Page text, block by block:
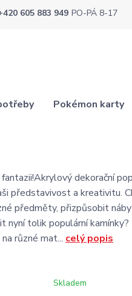
605 883 949 PO-PÁ 8-17
Pokémon karty
dekorační
představivost a kreativitu.
předměty, přizpůsobit
nyní tolik populární
různé mat... celý popis
Skladem